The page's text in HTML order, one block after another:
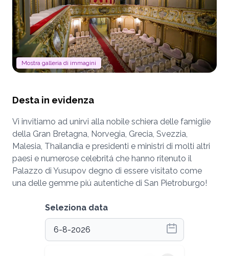
Mostra galleria di immagini
Desta in evidenza
Vi invitiamo ad unirvi alla nobile schiera delle famiglie
della Gran Bretagna, Norvegia, Grecia, Svezzia,
Malesia, Thailandia e presidenti e ministri di molti altri
paesi e numerose celebritá che hanno ritenuto il
Palazzo di Yusupov degno di essere visitato come
una delle gemme piú autentiche di San Pietroburgo!
Seleziona data